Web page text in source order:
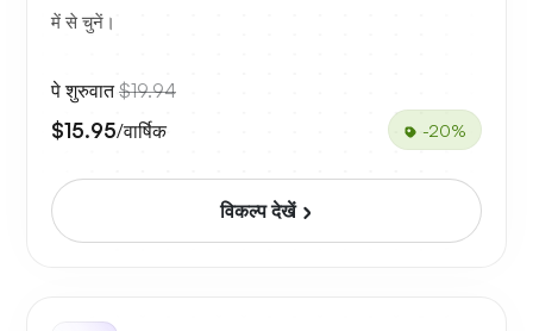
में से चुनें।
पे शुरुवात$19.94
$15.95/वार्षिक -20%
विकल्प देखें